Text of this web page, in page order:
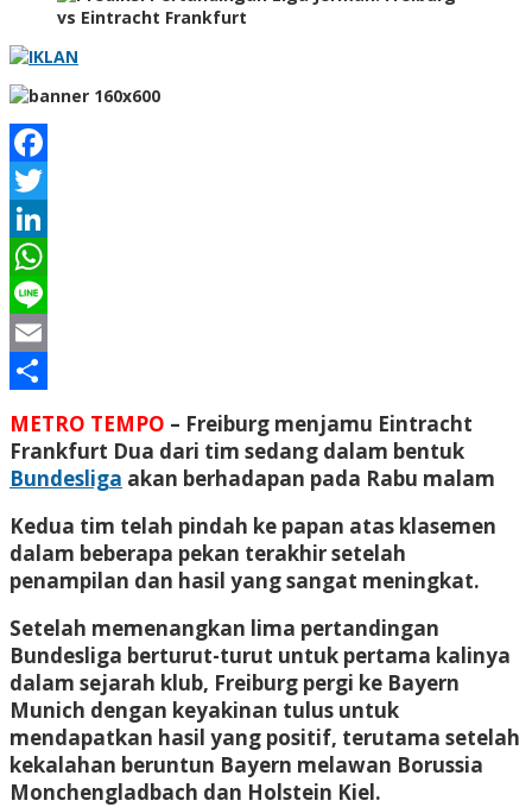
Facebook
Twitter
LinkedIn
WhatsApp
Line
Email
METRO TEMPO – Freiburg menjamu Eintracht
Frankfurt Dua dari tim sedang dalam bentuk
Bundesliga akan berhadapan pada Rabu malam
Kedua tim telah pindah ke papan atas klasemen
dalam beberapa pekan terakhir setelah
penampilan dan hasil yang sangat meningkat.
Setelah memenangkan lima pertandingan
Bundesliga berturut-turut untuk pertama kalinya
dalam sejarah klub, Freiburg pergi ke Bayern
Munich dengan keyakinan tulus untuk
mendapatkan hasil yang positif, terutama setelah
kekalahan beruntun Bayern melawan Borussia
Monchengladbach dan Holstein Kiel.